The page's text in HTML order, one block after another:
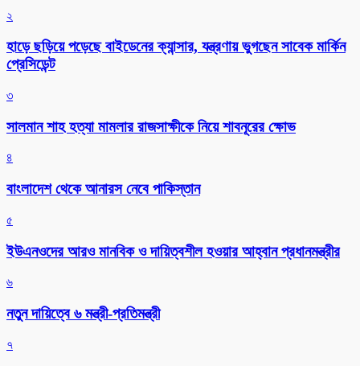
২
হাড়ে ছড়িয়ে পড়েছে বাইডেনের ক্যান্সার, যন্ত্রণায় ভুগছেন সাবেক মার্কিন
প্রেসিডেন্ট
৩
সালমান শাহ হত্যা মামলার রাজসাক্ষীকে নিয়ে শাবনূরের ক্ষোভ
৪
বাংলাদেশ থেকে আনারস নেবে পাকিস্তান
৫
ইউএনওদের আরও মানবিক ও দায়িত্বশীল হওয়ার আহ্বান প্রধানমন্ত্রীর
৬
নতুন দায়িত্বে ৬ মন্ত্রী-প্রতিমন্ত্রী
৭